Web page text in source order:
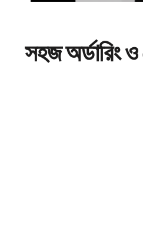
সহজঅর্ডারিংও